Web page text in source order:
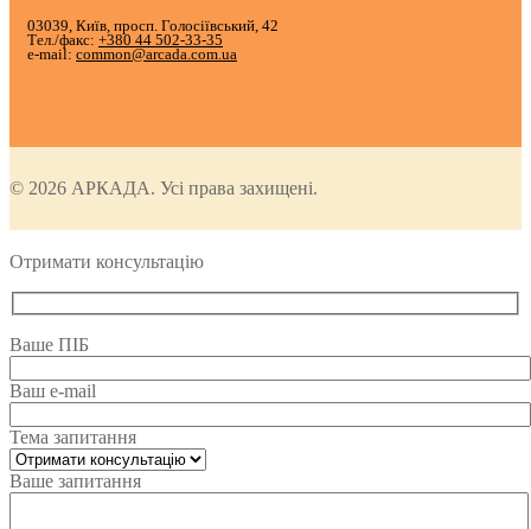
03039, Київ, просп. Голосіївський, 42
Тел./факс: +380 44 502-33-35
e-mail: common@arcada.com.ua
© 2026 АРКАДА. Усі права захищені.
Отримати консультацію
Ваше ПІБ
Ваш e-mail
Тема запитання
Ваше запитання